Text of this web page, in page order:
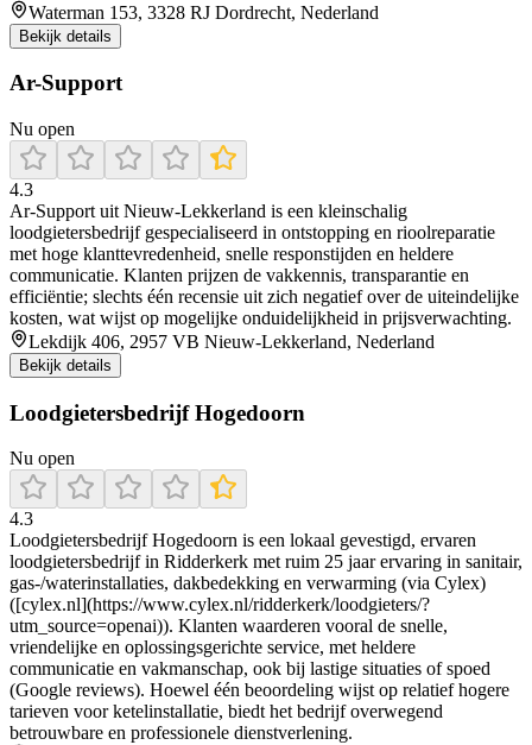
Waterman 153, 3328 RJ Dordrecht, Nederland
Bekijk details
Ar-Support
Nu open
4.3
Ar‑Support uit Nieuw‑Lekkerland is een kleinschalig
loodgietersbedrijf gespecialiseerd in ontstopping en rioolreparatie
met hoge klanttevredenheid, snelle responstijden en heldere
communicatie. Klanten prijzen de vakkennis, transparantie en
efficiëntie; slechts één recensie uit zich negatief over de uiteindelijke
kosten, wat wijst op mogelijke onduidelijkheid in prijsverwachting.
Lekdijk 406, 2957 VB Nieuw-Lekkerland, Nederland
Bekijk details
Loodgietersbedrijf Hogedoorn
Nu open
4.3
Loodgietersbedrijf Hogedoorn is een lokaal gevestigd, ervaren
loodgietersbedrijf in Ridderkerk met ruim 25 jaar ervaring in sanitair,
gas-/waterinstallaties, dakbedekking en verwarming (via Cylex)
([cylex.nl](https://www.cylex.nl/ridderkerk/loodgieters/?
utm_source=openai)). Klanten waarderen vooral de snelle,
vriendelijke en oplossingsgerichte service, met heldere
communicatie en vakmanschap, ook bij lastige situaties of spoed
(Google reviews). Hoewel één beoordeling wijst op relatief hogere
tarieven voor ketelinstallatie, biedt het bedrijf overwegend
betrouwbare en professionele dienstverlening.